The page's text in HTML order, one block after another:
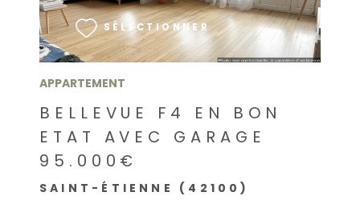
APPARTEMENT
BELLEVUE F4 EN BON
ETAT AVEC GARAGE
95.000€
SAINT-ÉTIENNE (42100)
SÉLECTIONNER